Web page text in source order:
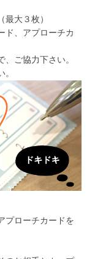
大３枚）
ド、アプローチカ
ご協力下さい。
プローチカードを